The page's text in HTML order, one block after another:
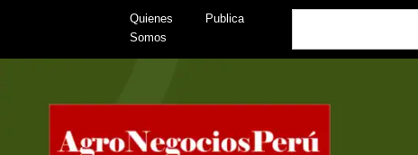
content
Quienes
Somos
Publica